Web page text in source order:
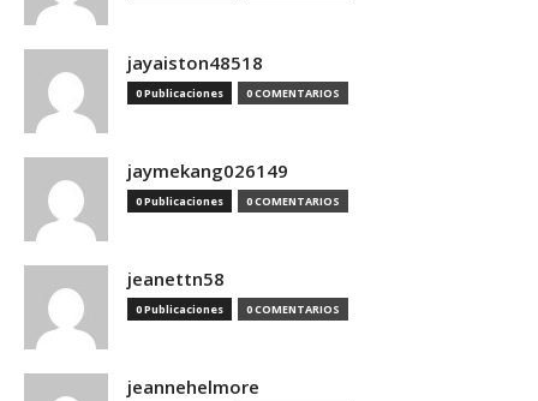
jayaiston48518
0 Publicaciones 0 COMENTARIOS
jaymekang026149
0 Publicaciones 0 COMENTARIOS
jeanettn58
0 Publicaciones 0 COMENTARIOS
jeannehelmore